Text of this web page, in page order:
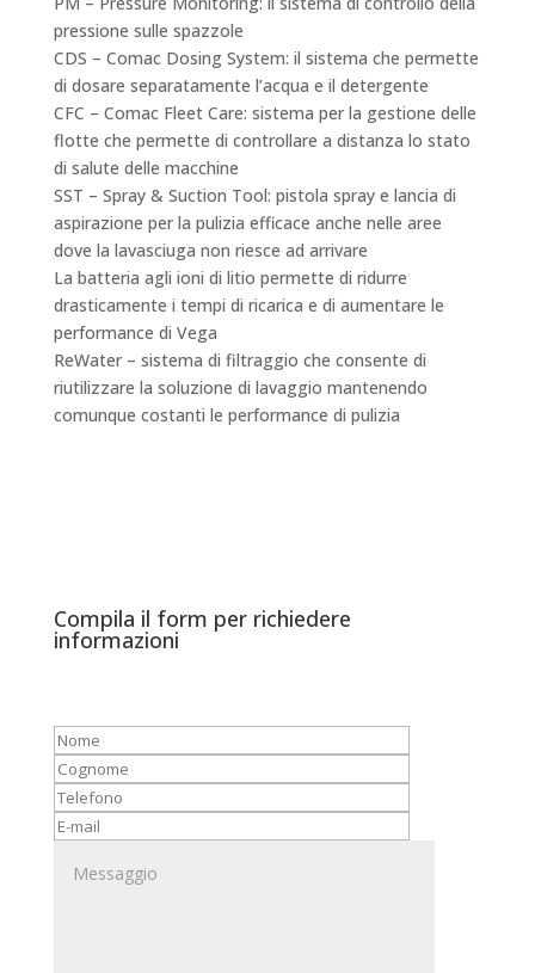
pressione sulle spazzole
CDS – Comac Dosing System: il sistema che permette
di dosare separatamente l’acqua e il detergente
CFC – Comac Fleet Care: sistema per la gestione delle
flotte che permette di controllare a distanza lo stato
di salute delle macchine
SST – Spray & Suction Tool: pistola spray e lancia di
aspirazione per la pulizia efficace anche nelle aree
dove la lavasciuga non riesce ad arrivare
La batteria agli ioni di litio permette di ridurre
drasticamente i tempi di ricarica e di aumentare le
performance di Vega
ReWater – sistema di filtraggio che consente di
riutilizzare la soluzione di lavaggio mantenendo
comunque costanti le performance di pulizia
Compila il form per richiedere
informazioni